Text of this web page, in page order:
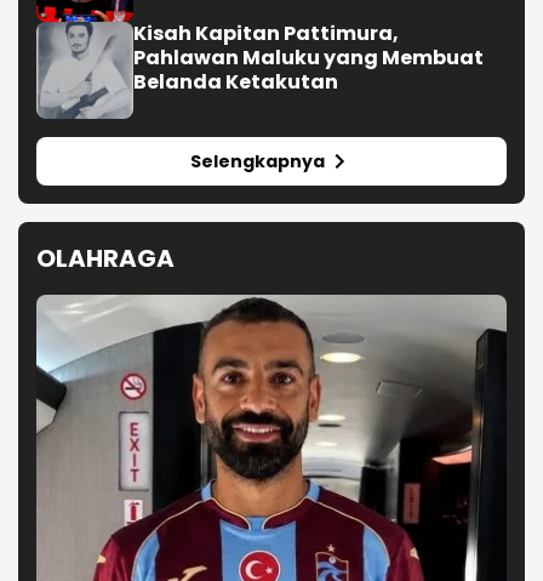
Kisah Kapitan Pattimura,
Pahlawan Maluku yang Membuat
Belanda Ketakutan
Selengkapnya
OLAHRAGA